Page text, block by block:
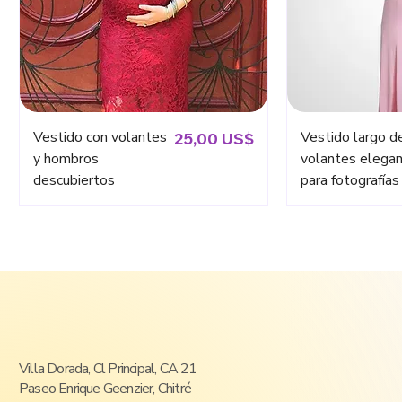
Vestido con volantes
y hombros
descubiertos
Precio
25,00 US$
Vestido largo
volantes
para fotografías
Villa Dorada, Cl Principal, CA 21
Paseo Enrique Geenzier, Chitré